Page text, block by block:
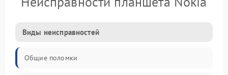
Виды неисправностей
Общие поломки